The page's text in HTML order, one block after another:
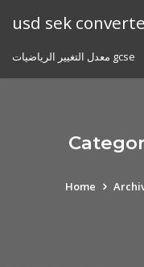
usd sek
معدل التغيير الرياضيات gcse
Home